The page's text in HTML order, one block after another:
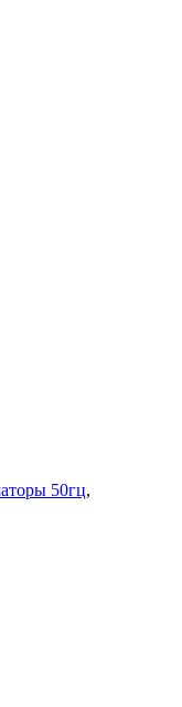
50гц,